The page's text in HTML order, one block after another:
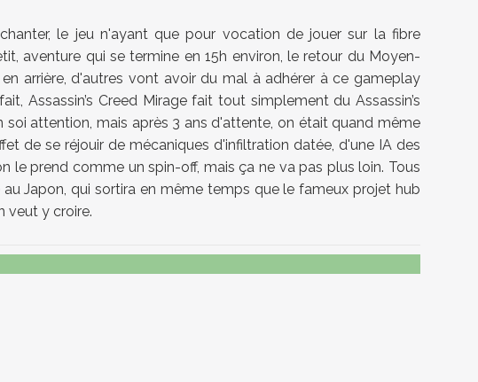
le jeu n'ayant que pour vocation de jouer sur la fibre
aventure qui se termine en 15h environ, le retour du Moyen-
arrière, d'autres vont avoir du mal à adhérer à ce gameplay
Assassin’s Creed Mirage fait tout simplement du Assassin’s
attention, mais après 3 ans d'attente, on était quand même
de se réjouir de mécaniques d'infiltration datée, d'une IA des
le prend comme un spin-off, mais ça ne va pas plus loin. Tous
Japon, qui sortira en même temps que le fameux projet hub
veut y croire.